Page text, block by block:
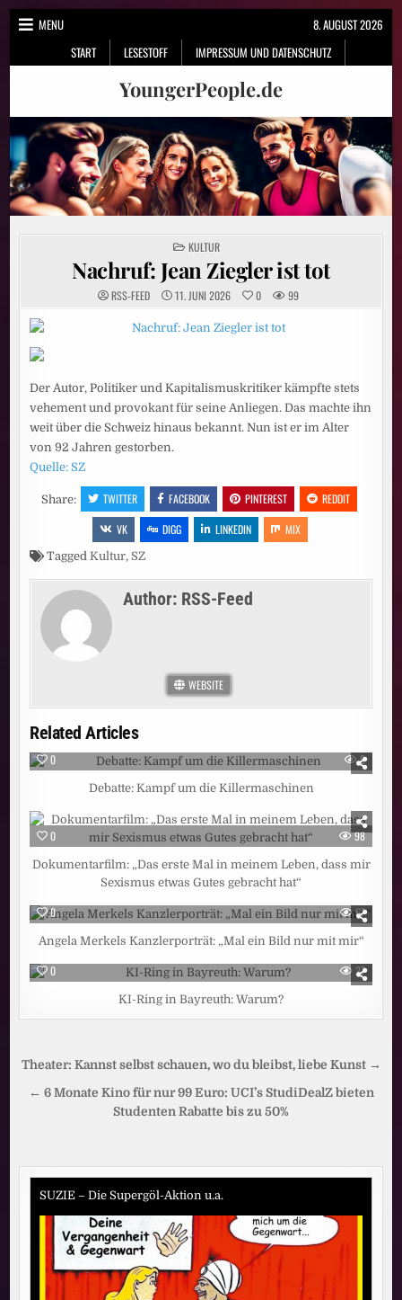
Skip
MENU
START
LESESTOFF IMPRESSUM UND DATENSCHUTZ
8. AUGUST 2026
YoungerPeople.de
POSTED
IN
KULTUR
Nachruf: Jean Ziegler ist tot
RSS-FEED 11. JUNI 2026 0 99
Der Autor, Politiker und Kapitalismuskritiker kämpfte stets
vehement und provokant für seine Anliegen. Das machte ihn
weit über die Schweiz hinaus bekannt. Nun ist er im Alter
von 92 Jahren gestorben.
Quelle: SZ
Share: TWITTER FACEBOOK PINTEREST
REDDIT
VK
DIGG LINKEDIN MIX
TaggedKultur, SZ
Author: RSS-Feed
WEBSITE
Related Articles
0 5
Debatte: Kampf um die Killermaschinen
0 98
Dokumentarfilm: „Das erste Mal in meinem Leben, dass mir
Sexismus etwas Gutes gebracht hat“
0 67
Angela Merkels Kanzlerporträt: „Mal ein Bild nur mit mir“
0 27
KI-Ring in Bayreuth: Warum?
Beitragsnavigation
Theater: Kannst selbst schauen, wo du bleibst, liebe Kunst →
← 6 Monate Kino für nur 99 Euro: UCI’s StudiDealZ bieten
Studenten Rabatte bis zu 50%
SUZIE – Die Supergöl-Aktion u.a.